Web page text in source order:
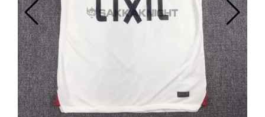
セリアA
南北アメリカ
ブンデスリーガ
ヨーロッパ他